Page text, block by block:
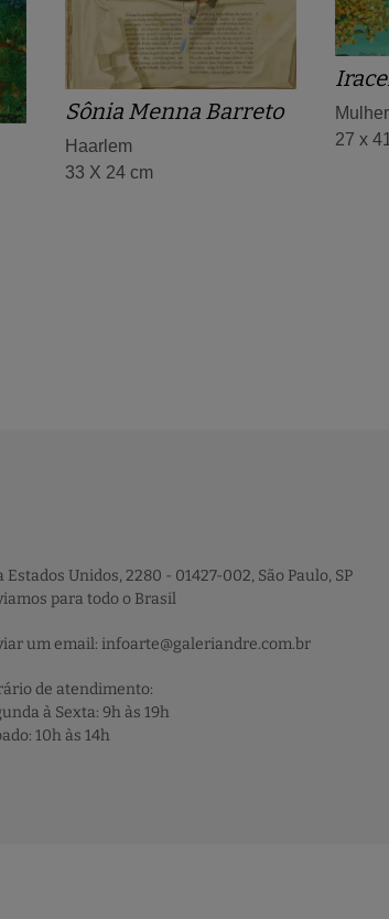
Sônia Menna Barreto
Haarlem
33 X 24 cm
27 x
Estados Unidos, 2280 - 01427-002, São Paulo, SP
para todo o Brasil
um email: infoarte@galeriandre.com.br
de atendimento:
à Sexta: 9h às 19h
10h às 14h